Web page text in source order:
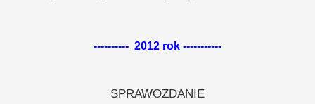
---------- 2012 rok -----------
SPRAWOZDANIE